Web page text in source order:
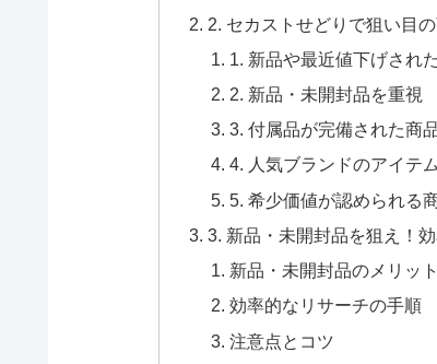
2. セカストせどりで狙い目
1. 新品や最近値下げされ
2. 新品・未開封品を重視
3. 付属品が完備された商
4. 人気ブランドのアイテム
5. 希少価値が認められる
3. 新品・未開封品を狙え！
新品・未開封品のメリット
効率的なリサーチの手順
注意点とコツ